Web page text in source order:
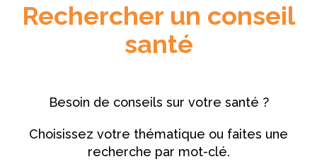
Rechercher un conseil
santé
Besoin de conseils sur votre santé ?
Choisissez votre thématique ou faites une
recherche par mot-clé.